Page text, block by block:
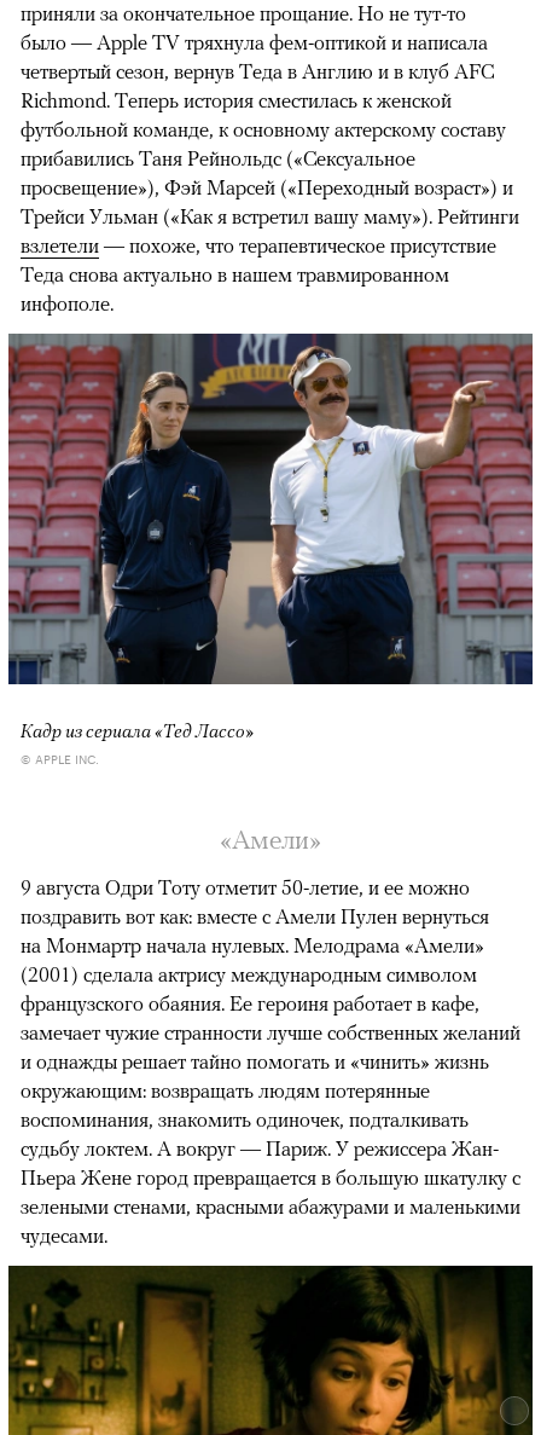
00:00 / 00:00
приняли за окончательное прощание. Но не тут-то
было — Apple TV тряхнула фем-оптикой и написала
четвертый сезон, вернув Теда в Англию и в клуб AFC
Richmond. Теперь история сместилась к женской
футбольной команде, к основному актерскому составу
прибавились Таня Рейнольдс («Сексуальное
просвещение»), Фэй Марсей («Переходный возраст») и
Трейси Ульман («Как я встретил вашу маму»). Рейтинги
взлетели — похоже, что терапевтическое присутствие
Теда снова актуально в нашем травмированном
инфополе.
Кадр из сериала «Тед Лассо»
© APPLE INC.
«Амели»
9 августа Одри Тоту отметит 50-летие, и ее можно
поздравить вот как: вместе с Амели Пулен вернуться
на Монмартр начала нулевых. Мелодрама «Амели»
(2001) сделала актрису международным символом
французского обаяния. Ее героиня работает в кафе,
замечает чужие странности лучше собственных желаний
и однажды решает тайно помогать и «чинить» жизнь
окружающим: возвращать людям потерянные
воспоминания, знакомить одиночек, подталкивать
судьбу локтем. А вокруг — Париж. У режиссера Жан-
Пьера Жене город превращается в большую шкатулку с
зелеными стенами, красными абажурами и маленькими
чудесами.